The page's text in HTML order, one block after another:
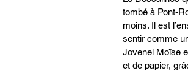
tombé à Pont-
moins. Il est
sentir comme
Jovenel Moïse
et de papier,